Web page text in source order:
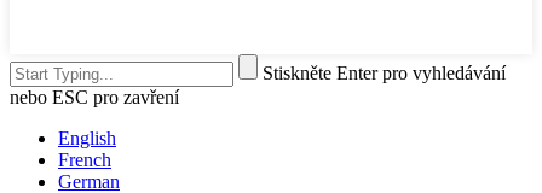
Stiskněte Enter pro vyhledávání
nebo ESC pro zavření
English
French
German